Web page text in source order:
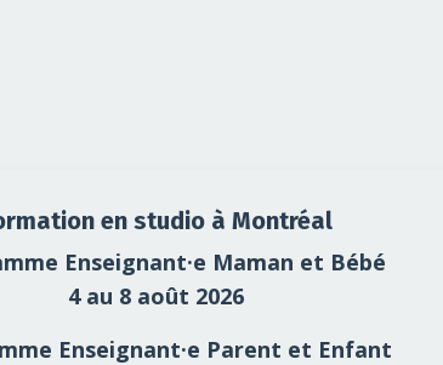
en studio à Montréal
Enseignant·e Maman et Bébé
4 au 8 août 2026
Enseignant·e Parent et Enfant